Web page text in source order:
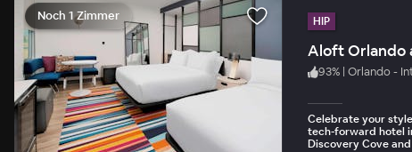
entdecken.
Noch 1 Zimmer HIP
Aloft Orlando
93% | Orlando -
Celebrate your
tech-forward hotel
Discovery Cove